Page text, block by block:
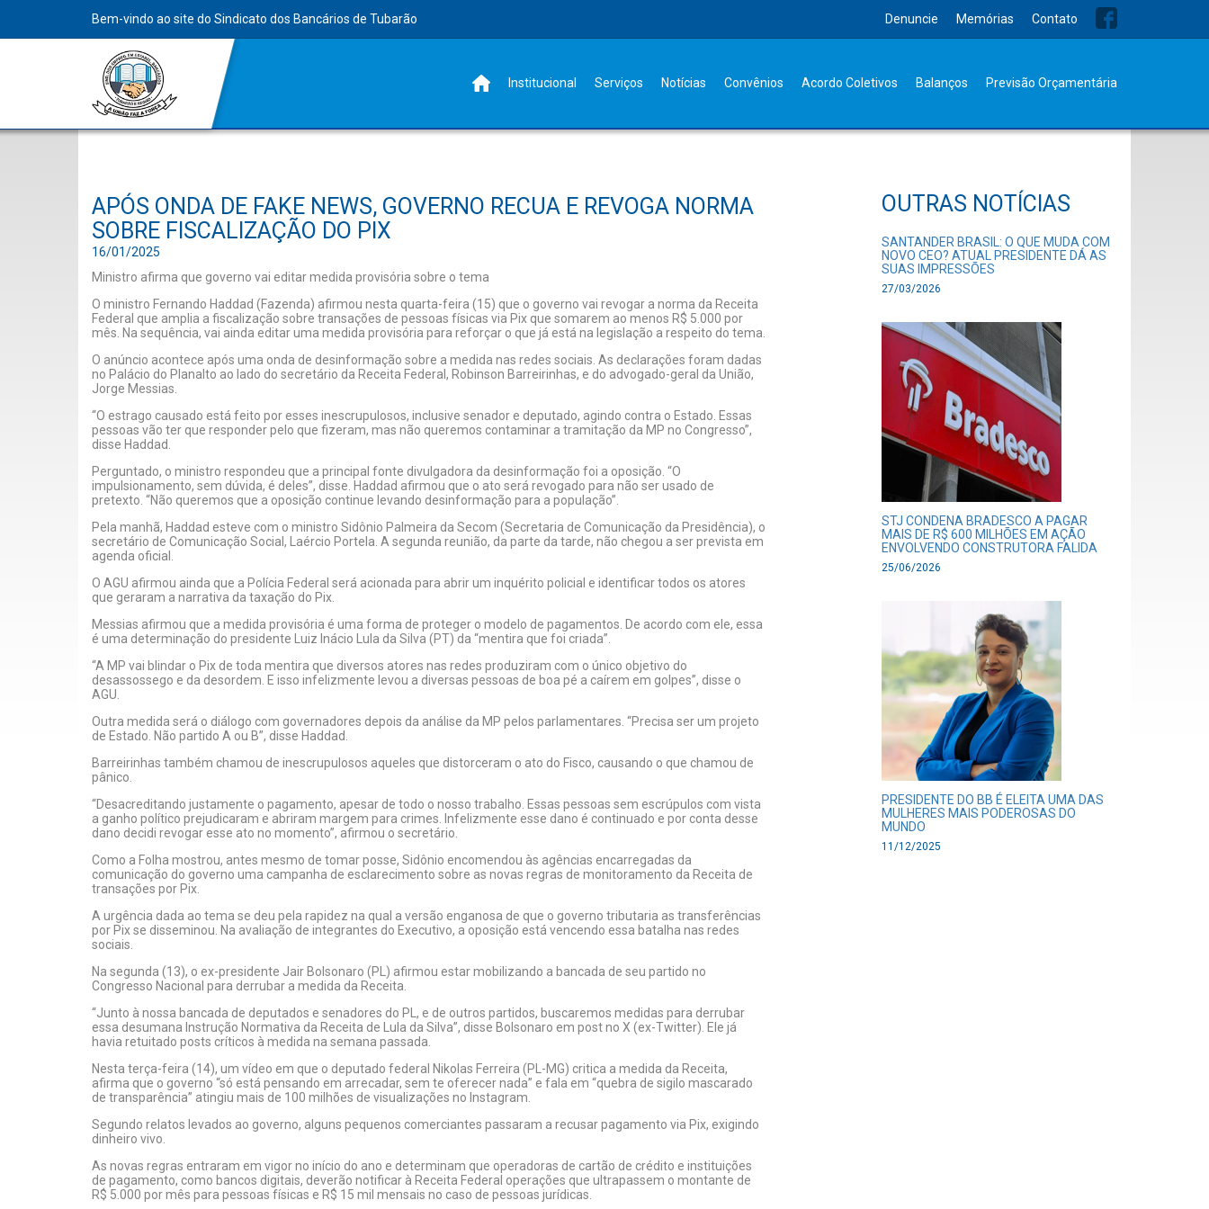
Bem-vindo ao site do Sindicato dos Bancários de Tubarão Denuncie Memórias Contato
Institucional Serviços Notícias Convênios Acordo Coletivos Balanços Previsão Orçamentária
APÓS ONDA DE FAKE NEWS, GOVERNO RECUA E REVOGA NORMA
SOBRE FISCALIZAÇÃO DO PIX
16/01/2025
Ministro afirma que governo vai editar medida provisória sobre o tema
O ministro Fernando Haddad (Fazenda) afirmou nesta quarta-feira (15) que o governo vai revogar a norma da Receita
Federal que amplia a fiscalização sobre transações de pessoas físicas via Pix que somarem ao menos R$ 5.000 por
mês. Na sequência, vai ainda editar uma medida provisória para reforçar o que já está na legislação a respeito do tema.
O anúncio acontece após uma onda de desinformação sobre a medida nas redes sociais. As declarações foram dadas
no Palácio do Planalto ao lado do secretário da Receita Federal, Robinson Barreirinhas, e do advogado-geral da União,
Jorge Messias.
“O estrago causado está feito por esses inescrupulosos, inclusive senador e deputado, agindo contra o Estado. Essas
pessoas vão ter que responder pelo que fizeram, mas não queremos contaminar a tramitação da MP no Congresso”,
disse Haddad.
Perguntado, o ministro respondeu que a principal fonte divulgadora da desinformação foi a oposição. “O
impulsionamento, sem dúvida, é deles”, disse. Haddad afirmou que o ato será revogado para não ser usado de
pretexto. “Não queremos que a oposição continue levando desinformação para a população”.
Pela manhã, Haddad esteve com o ministro Sidônio Palmeira da Secom (Secretaria de Comunicação da Presidência), o
secretário de Comunicação Social, Laércio Portela. A segunda reunião, da parte da tarde, não chegou a ser prevista em
agenda oficial.
O AGU afirmou ainda que a Polícia Federal será acionada para abrir um inquérito policial e identificar todos os atores
que geraram a narrativa da taxação do Pix.
Messias afirmou que a medida provisória é uma forma de proteger o modelo de pagamentos. De acordo com ele, essa
é uma determinação do presidente Luiz Inácio Lula da Silva (PT) da “mentira que foi criada”.
“A MP vai blindar o Pix de toda mentira que diversos atores nas redes produziram com o único objetivo do
desassossego e da desordem. E isso infelizmente levou a diversas pessoas de boa pé a caírem em golpes”, disse o
AGU.
Outra medida será o diálogo com governadores depois da análise da MP pelos parlamentares. “Precisa ser um projeto
de Estado. Não partido A ou B”, disse Haddad.
Barreirinhas também chamou de inescrupulosos aqueles que distorceram o ato do Fisco, causando o que chamou de
pânico.
“Desacreditando justamente o pagamento, apesar de todo o nosso trabalho. Essas pessoas sem escrúpulos com vista
a ganho político prejudicaram e abriram margem para crimes. Infelizmente esse dano é continuado e por conta desse
dano decidi revogar esse ato no momento”, afirmou o secretário.
Como a Folha mostrou, antes mesmo de tomar posse, Sidônio encomendou às agências encarregadas da
comunicação do governo uma campanha de esclarecimento sobre as novas regras de monitoramento da Receita de
transações por Pix.
A urgência dada ao tema se deu pela rapidez na qual a versão enganosa de que o governo tributaria as transferências
por Pix se disseminou. Na avaliação de integrantes do Executivo, a oposição está vencendo essa batalha nas redes
sociais.
Na segunda (13), o ex-presidente Jair Bolsonaro (PL) afirmou estar mobilizando a bancada de seu partido no
Congresso Nacional para derrubar a medida da Receita.
“Junto à nossa bancada de deputados e senadores do PL, e de outros partidos, buscaremos medidas para derrubar
essa desumana Instrução Normativa da Receita de Lula da Silva”, disse Bolsonaro em post no X (ex-Twitter). Ele já
havia retuitado posts críticos à medida na semana passada.
Nesta terça-feira (14), um vídeo em que o deputado federal Nikolas Ferreira (PL-MG) critica a medida da Receita,
afirma que o governo “só está pensando em arrecadar, sem te oferecer nada” e fala em “quebra de sigilo mascarado
de transparência” atingiu mais de 100 milhões de visualizações no Instagram.
Segundo relatos levados ao governo, alguns pequenos comerciantes passaram a recusar pagamento via Pix, exigindo
dinheiro vivo.
As novas regras entraram em vigor no início do ano e determinam que operadoras de cartão de crédito e instituições
de pagamento, como bancos digitais, deverão notificar à Receita Federal operações que ultrapassem o montante de
R$ 5.000 por mês para pessoas físicas e R$ 15 mil mensais no caso de pessoas jurídicas.
OUTRAS NOTÍCIAS
SANTANDER BRASIL: O QUE MUDA COM
NOVO CEO? ATUAL PRESIDENTE DÁ AS
SUAS IMPRESSÕES
27/03/2026
STJ CONDENA BRADESCO A PAGAR
MAIS DE R$ 600 MILHÕES EM AÇÃO
ENVOLVENDO CONSTRUTORA FALIDA
25/06/2026
PRESIDENTE DO BB É ELEITA UMA DAS
MULHERES MAIS PODEROSAS DO
MUNDO
11/12/2025